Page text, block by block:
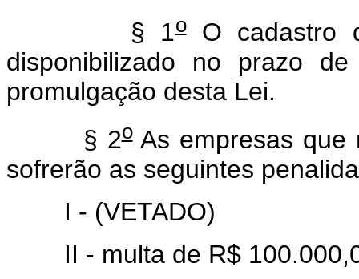
§ 1oO cadastro
disponibilizado no prazo
promulgação desta Lei.
§ 2oAs empresas que
sofrerão as seguintes
I - (VETADO)
II - multa de R$